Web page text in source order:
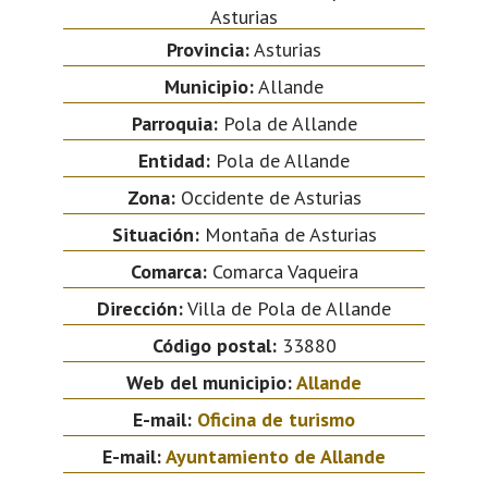
Asturias
Provincia:Asturias
Municipio:Allande
Parroquia:Pola de Allande
Entidad: Pola de Allande
Zona:Occidente de Asturias
Situación:Montaña de Asturias
Comarca:Comarca Vaqueira
Dirección:Villa de Pola de Allande
Código postal:33880
Web del municipio:Allande
E-mail: Oficina de turismo
E-mail:Ayuntamiento de Allande